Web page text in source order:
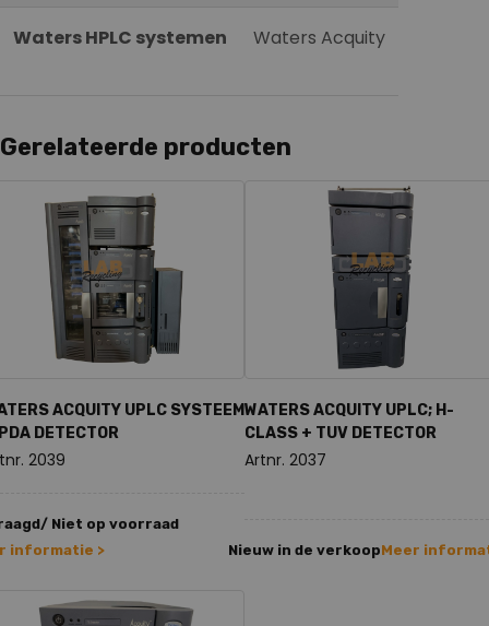
Waters HPLC systemen Waters Acquity
Gerelateerde producten
ACQUITY UPLC SYSTEEM
DETECTOR
2039
Niet op voorraad
informatie >
WATERS ACQUITY UPLC; H-
CLASS + TUV DETECTOR
Artnr. 2037
Nieuw in de verkoopMeer